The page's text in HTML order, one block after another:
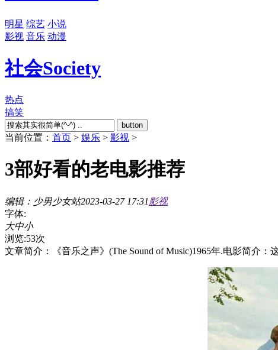
明星 综艺 小说
影视 音乐 动漫
社会Society
热点
搞笑
button
当前位置： 首页 > 娱乐 > 影视 >
3部好看的老电影推荐
编辑：少男少女站2023-03-27 17:31 影视
字体:
大中小
浏览:53次
文章简介：
《音乐之声》(The Sound of Music)1965年.电影简介